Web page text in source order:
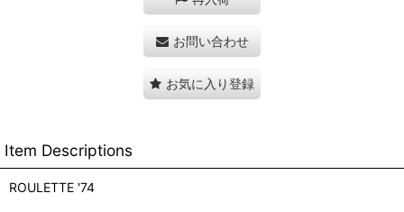
お問い合わせ
お気に入り登録
Item Descriptions
ROULETTE '74